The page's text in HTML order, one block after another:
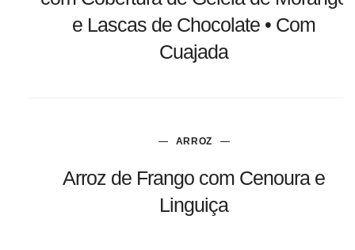
e Lascas de Chocolate • Com
Cuajada
ARROZ
Arroz de Frango com Cenoura e
Linguiça